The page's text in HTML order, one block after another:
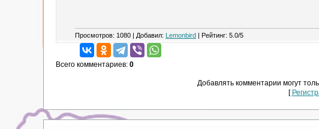
Просмотров: 1080 | Добавил: Lemonbird | Рейтинг: 5.0/5
Всего комментариев: 0
Добавлять комментарии могут
[